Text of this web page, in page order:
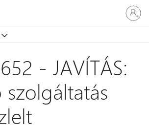
be
a
- JAVÍTÁS:
szolgáltatás